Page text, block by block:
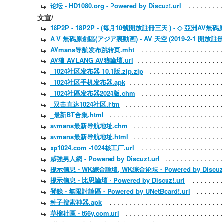
论坛 - HD1080.org - Powered by Discuz!.url
文宣/
18P2P - 18P2P - (每月10號開放註冊三天 ) - ◇ 亞洲AV無碼
A V 無碼原創區(アジア裏動画) - AV 天空 (2019-2-1 開放註
AVmans导航发布跳转页.mht
AV狼 AVLANG AV狼論壇.url
_1024社区发布器 10.1版.zip.zip
_1024社区手机发布器.apk
_1024社區发布器2024版.chm
_双击直达1024社区.htm
_最新BT合集.html
avmans最新导航地址.chm
avmans最新导航地址.html
xp1024.com -1024核工厂.url
威強男人網 - Powered by Discuz!.url
提示信息 - WK綜合論壇, WK综合论坛 - Powered by
提示信息 - 比思論壇 - Powered by Discuz!.url
登錄 - 無限討論區 - Powered by UNetBoard!.url
种子搜索神器.apk
草榴社區 - t66y.com.url